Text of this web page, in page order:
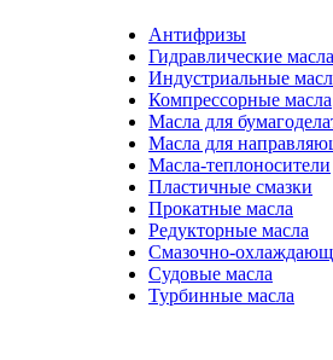
Антифризы
Гидравлические масла
Индустриальные
Компрессорные масла
Масла для
Масла для
Масла-теплоносители
Пластичные смазки
Прокатные масла
Редукторные масла
Смазочно-
Судовые масла
Турбинные масла